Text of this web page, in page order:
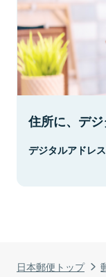
日本郵便トップ
住所に、デジ
デジタルアドレ